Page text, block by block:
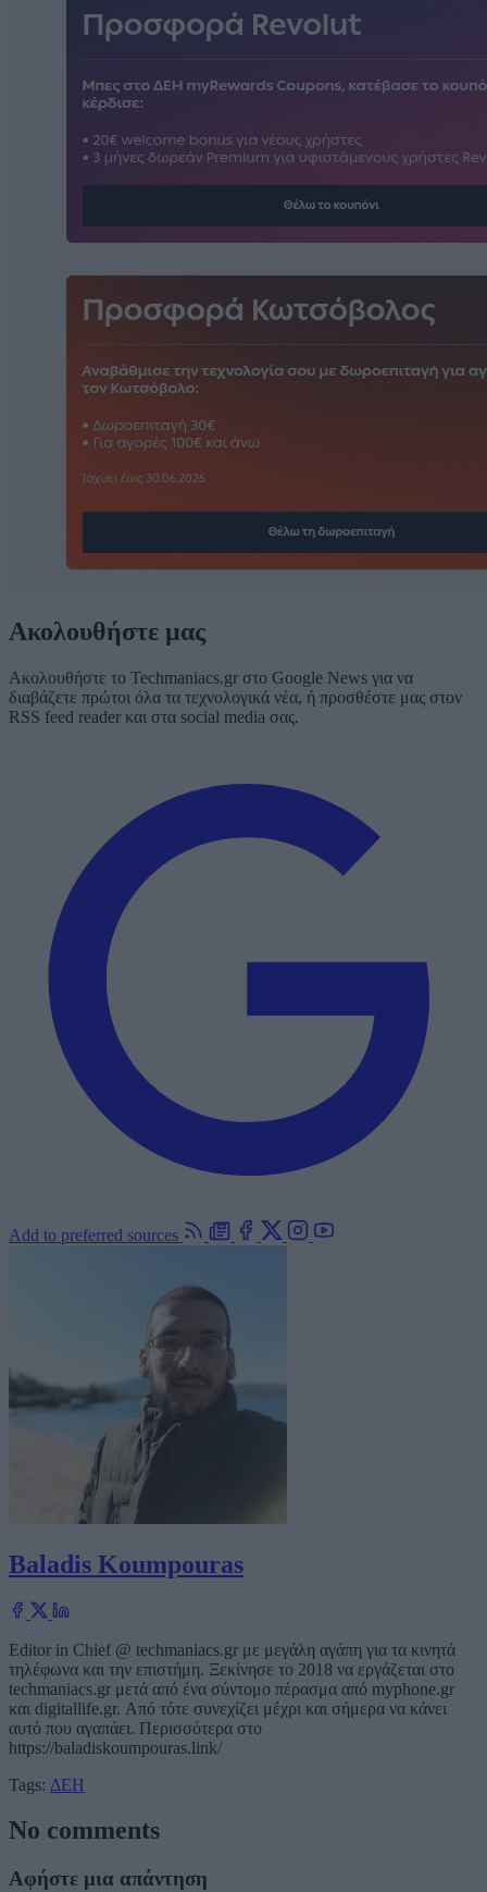
Ακολουθήστε μας
Ακολουθήστε το Techmaniacs.gr στο Google News για να
διαβάζετε πρώτοι όλα τα τεχνολογικά νέα, ή προσθέστε μας στον
RSS feed reader και στα social media σας.
Add to preferred sources
Baladis Koumpouras
Editor in Chief @ techmaniacs.gr με μεγάλη αγάπη για τα κινητά
τηλέφωνα και την επιστήμη. Ξεκίνησε το 2018 να εργάζεται στο
techmaniacs.gr μετά από ένα σύντομο πέρασμα από myphone.gr
και digitallife.gr. Από τότε συνεχίζει μέχρι και σήμερα να κάνει
αυτό που αγαπάει. Περισσότερα στο
https://baladiskoumpouras.link/
Tags: ΔΕΗ
No comments
Αφήστε μια απάντηση